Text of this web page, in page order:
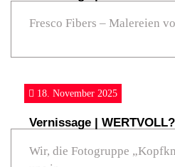
Fresco Fibers – Malereien
18. November 2025
Vernissage | WERTVOLL?
Wir, die Fotogruppe